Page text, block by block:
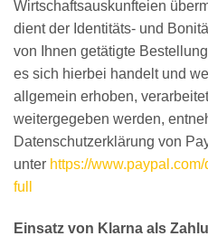
Wirtschaftsauskunfteien
dient der Identitäts- und
von Ihnen getätigte
es sich hierbei handelt und
allgemein erhoben,
weitergegeben werden,
Datenschutzerklärung von
unter https://
full
Einsatz von Klarna als